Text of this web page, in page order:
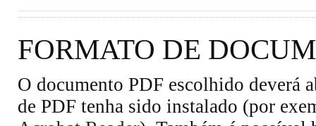
FORMATO DE
O documento PDF escolhido deverá
de PDF tenha sido instalado (por